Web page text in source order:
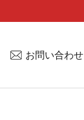
お問い合わせ